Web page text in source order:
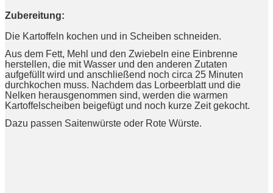
Zubereitung:
Die Kartoffeln kochen und in Scheiben schneiden.
Aus dem Fett, Mehl und den Zwiebeln eine Einbrenne
herstellen, die mit Wasser und den anderen Zutaten
aufgefüllt wird und anschließend noch circa 25 Minuten
durchkochen muss. Nachdem das Lorbeerblatt und die
Nelken herausgenommen sind, werden die warmen
Kartoffelscheiben beigefügt und noch kurze Zeit gekocht.
Dazu passen Saitenwürste oder Rote Würste.